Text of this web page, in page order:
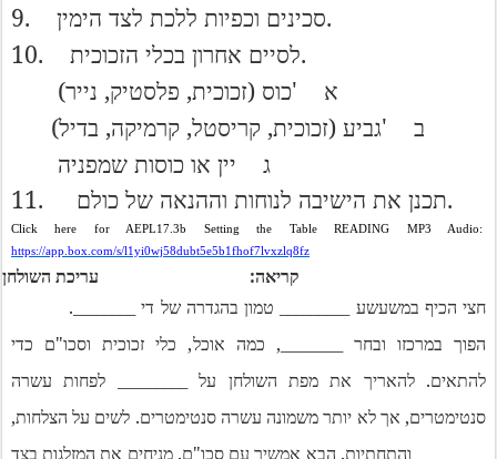
9.
סכינים וכפיות ללכת לצד הימין
.
10.
לסיים אחרון בכלי הזכוכית .
א 'כוס (זכוכית, פלסטיק, נייר)
ב 'גביע (זכוכית, קריסטל, קרמיקה, בדיל)
ג יין או כוסות שמפניה
11. תכנן את הישיבה לנוחות וההנאה של כולם .
Click here for AEPL17.3b Setting the Table READING MP3 Audio:
https://app.box.com/s/l1yi0wj58dubt5e5b1fhof7lvxzlq8fz
קריאה: עריכת השולחן
חצי הכיף במשעשע טמון בהגדרה של די________.
הפוך במרכזו ובחר ________, כמה אוכל, כלי זכוכית וסכו"ם
כדי
להתאים.להאריך את מפת השולחן על_________ לפחות
עשרה
סנטימטרים, אך לא יותר משמונה עשרה סנטימטרים. לשים על הצלחות,
והתחתיות. הבא אמשיך עם סכו"ם.מניחים את המזלגות בצד